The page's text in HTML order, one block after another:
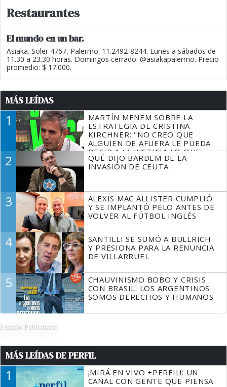
Restaurantes
El mundo en un bar.
Asiaka. Soler 4767, Palermo. 11.2492-8244. Lunes a sábados de
11.30 a 23.30 horas. Domingos cerrado. @asiakapalermo. Precio
promedio: $ 17.000.
MÁS LEÍDAS
1
MARTÍN MENEM SOBRE LA
ESTRATEGIA DE CRISTINA
KIRCHNER: "NO CREO QUE
ALGUIEN DE AFUERA LE PUEDA
DECIR A LA JUSTICIA LO QUE
TIENE QUE HACER"
2
QUÉ DIJO BARDEM DE LA
INVASIÓN DE CEUTA
3
ALEXIS MAC ALLISTER CUMPLIÓ
Y SE IMPLANTÓ PELO ANTES DE
VOLVER AL FÚTBOL INGLÉS
4
SANTILLI SE SUMÓ A BULLRICH
Y PRESIONA PARA LA RENUNCIA
DE VILLARRUEL
5
CHAUVINISMO BOBO Y CRISIS
CON BRASIL: LOS ARGENTINOS
SOMOS DERECHOS Y HUMANOS
Espacio Publicitario
MÁS LEÍDAS DE PERFIL
1
¡MIRÁ EN VIVO +PERFIL!: UN
CANAL CON GENTE QUE PIENSA